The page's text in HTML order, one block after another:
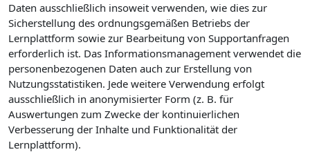
Daten ausschließlich insoweit verwenden, wie dies zur
Sicherstellung des ordnungsgemäßen Betriebs der
Lernplattform sowie zur Bearbeitung von Supportanfragen
erforderlich ist. Das Informationsmanagement verwendet die
personenbezogenen Daten auch zur Erstellung von
Nutzungsstatistiken. Jede weitere Verwendung erfolgt
ausschließlich in anonymisierter Form (z. B. für
Auswertungen zum Zwecke der kontinuierlichen
Verbesserung der Inhalte und Funktionalität der
Lernplattform).